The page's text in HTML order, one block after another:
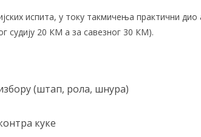
испита, у току такмичења практични дио
судију 20 КМ а за савезног 30 КМ).
(штап, рола, шнура)
куке